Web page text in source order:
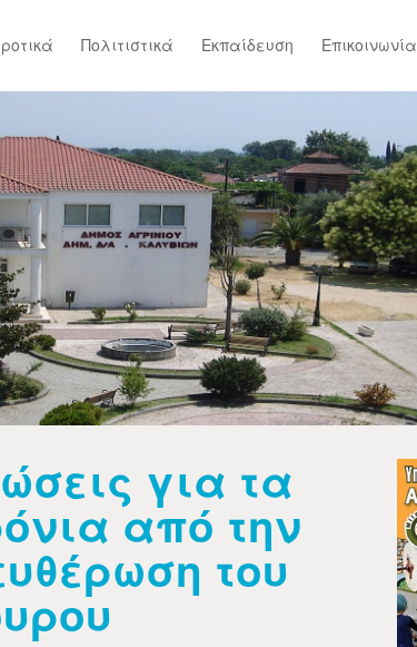
Πολιτιστικά Εκπαίδευση Επικοινωνία
για τα
από την
του